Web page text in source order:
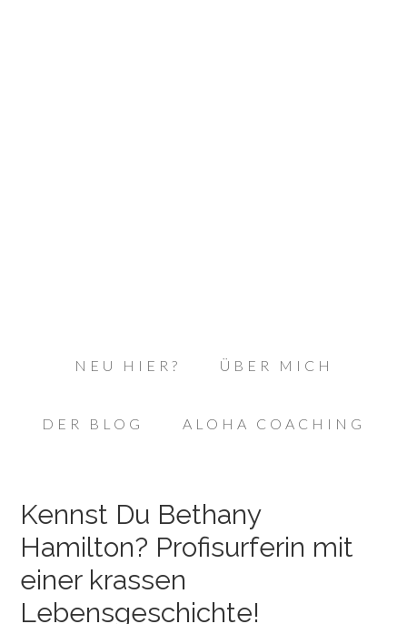
NEU HIER? ÜBER MICH
DER BLOG ALOHA COACHING
Kennst Du Bethany
Hamilton? Profisurferin mit
einer krassen
Lebensgeschichte!